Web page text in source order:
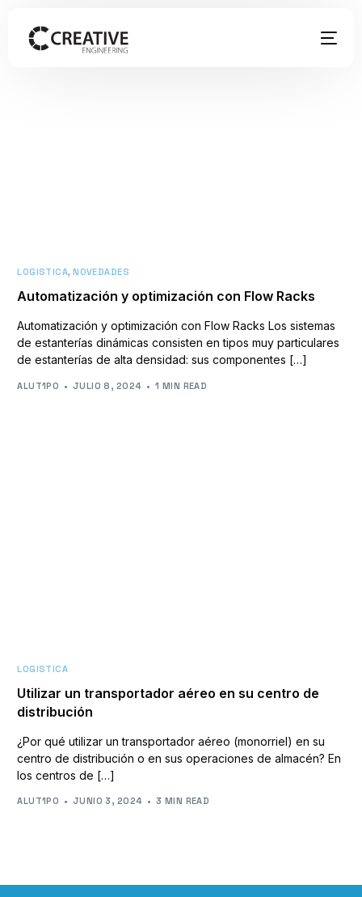
LOGISTICA,NOVEDADES
Automatización y optimización con Flow Racks
Automatización y optimización con Flow Racks Los sistemas
de estanterías dinámicas consisten en tipos muy particulares
de estanterías de alta densidad: sus componentes […]
ALUT1PO JULIO 8, 2024 1 MIN READ
LOGISTICA
Utilizar un transportador aéreo en su centro de
distribución
¿Por qué utilizar un transportador aéreo (monorriel) en su
centro de distribución o en sus operaciones de almacén? En
los centros de […]
ALUT1PO JUNIO 3, 2024 3 MIN READ